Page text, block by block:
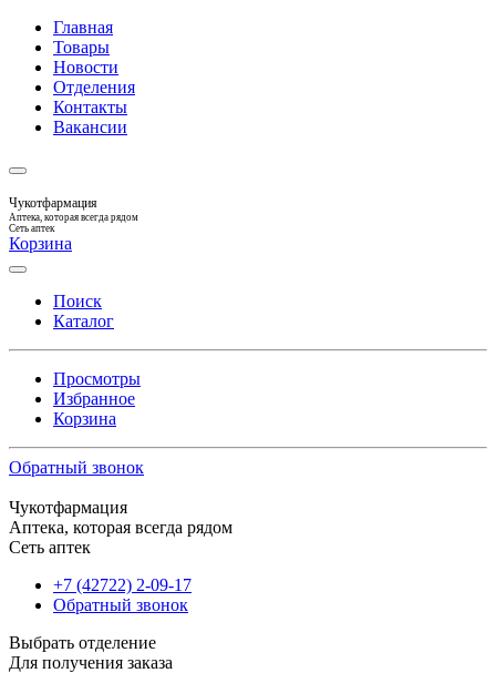
Главная
Товары
Новости
Отделения
Контакты
Вакансии
Чукотфармация
Аптека, которая всегда рядом
Сеть аптек
Корзина
Поиск
Каталог
Просмотры
Избранное
Корзина
Обратный звонок
Чукотфармация
Аптека, которая всегда рядом
Сеть аптек
+7 (42722) 2-09-17
Обратный звонок
Выбрать отделение
Для получения заказа